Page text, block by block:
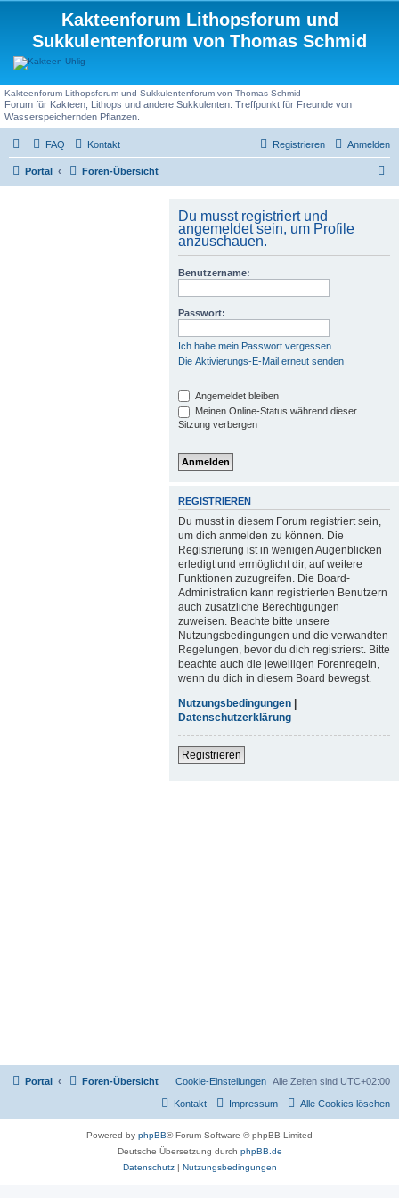
Kakteenforum Lithopsforum und
Sukkulentenforum von Thomas Schmid
Kakteenforum Lithopsforum und Sukkulentenforum von Thomas Schmid
Forum für Kakteen, Lithops und andere Sukkulenten. Treffpunkt für Freunde von
Wasserspeichernden Pflanzen.
FAQ Kontakt Anmelden
Registrieren
Portal Foren-Übersicht
e
Du musst registriert und
angemeldet sein, um Profile
anzuschauen.
Benutzername:
Passwort:
Ich habe mein Passwort vergessen
Die Aktivierungs-E-Mail erneut senden
Angemeldet bleiben
Meinen Online-Status während dieser
Sitzung verbergen
REGISTRIEREN
Du musst in diesem Forum registriert sein,
um dich anmelden zu können. Die
Registrierung ist in wenigen Augenblicken
erledigt und ermöglicht dir, auf weitere
Funktionen zuzugreifen. Die Board-
Administration kann registrierten Benutzern
auch zusätzliche Berechtigungen
zuweisen. Beachte bitte unsere
Nutzungsbedingungen und die verwandten
Regelungen, bevor du dich registrierst. Bitte
beachte auch die jeweiligen Forenregeln,
wenn du dich in diesem Board bewegst.
Nutzungsbedingungen
Datenschutzerklärung
Registrieren
Portal Foren-Übersicht Alle Zeiten sind UTC+02:00
Cookie-Einstellungen
Alle Cookies löschen
Impressum
Kontakt
Powered by phpBB® Forum Software © phpBB Limited
Deutsche Übersetzung durch phpBB.de
Datenschutz| Nutzungsbedingungen